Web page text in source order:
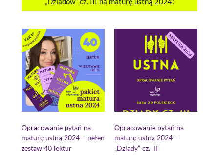
Opracowanie pytań na
maturę ustną 2024 – pełen
zestaw 40 lektur
Opracowanie pytań na
maturę ustną 2024 –
„Dziady” cz. III